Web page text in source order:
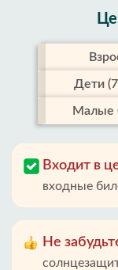
Дети
Малые
Входит в
входные
Не